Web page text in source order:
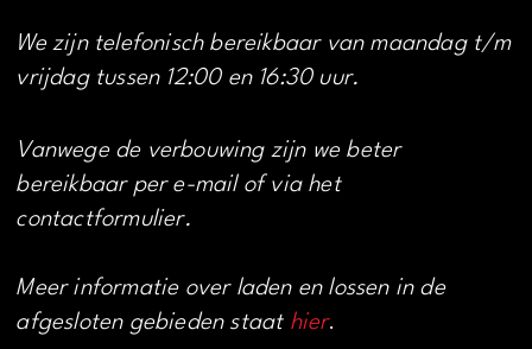
We zijn telefonisch bereikbaar van maandag t/m
vrijdag tussen 12:00 en 16:30 uur.
Vanwege de verbouwing zijn we beter
bereikbaar per e-mail of via het
contactformulier.
Meer informatie over laden en lossen in de
afgesloten gebieden staat hier.